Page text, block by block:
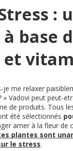
:
base
je me relaxer
Vadovi peut peut-
de produits. Tous
été sélectionnés
amer à la fleur de
plantes sont
le stress.